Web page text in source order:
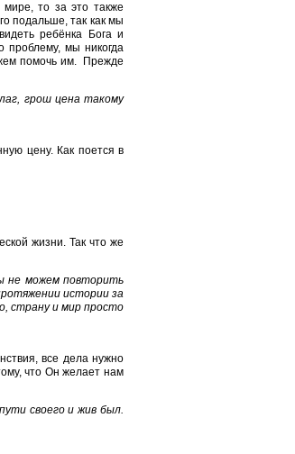
то за это также
подальше, так как мы
ребёнка Бога и
проблему, мы никогда
помочь им. Прежде
грош цена такому
цену. Как поется в
жизни. Так что же
не можем повторить
истории за
страну и мир просто
все дела нужно
что Он желает нам
своего и жив был.